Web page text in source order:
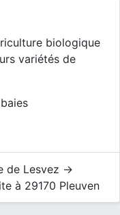
biologique
variétés de
de Lesvez ->
à 29170 Pleuven